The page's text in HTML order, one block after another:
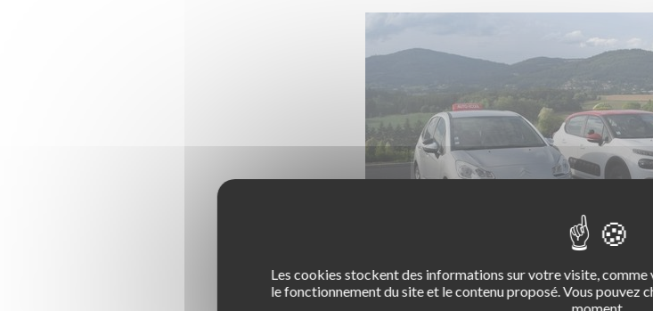
Les cookies stockent des informations sur votre visite,
le fonctionnement du site et le contenu proposé. Vous pouvez
moment.